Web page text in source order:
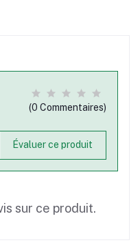
(0 Commentaires)
Évaluer ce produit
sur ce produit.